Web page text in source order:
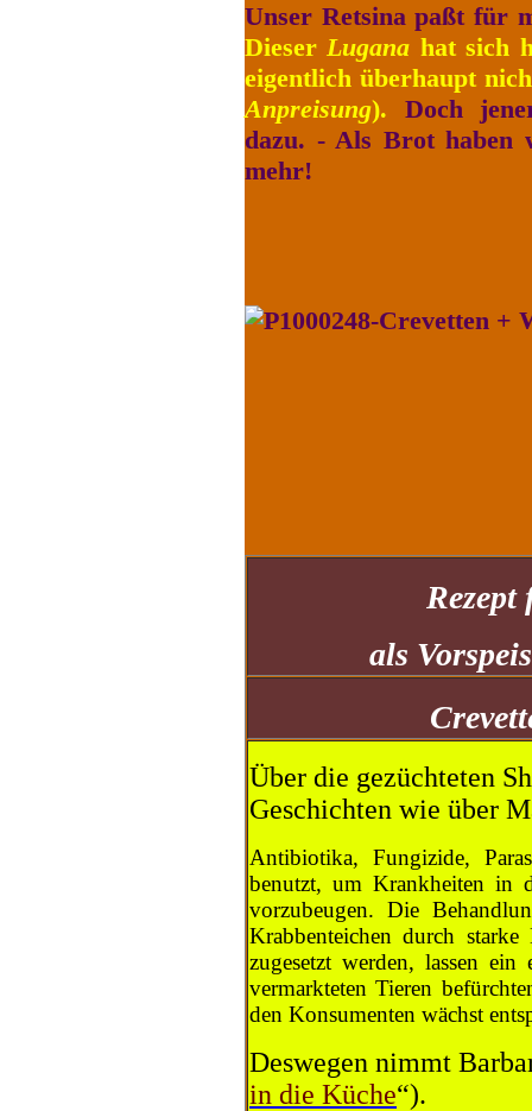
Unser Retsina paßt für
DieserLugana hat sich
eigentlich überhaupt
Anpreisung). Doch
dazu. - Als Brot haben
mehr!
Rezept
als
Über die gezüchteten
Geschichten wie über
Antibiotika, Fungizide,
benutzt, um Krankheiten in
vorzubeugen. Die
Krabbenteichen durch
zugesetzt werden, lassen
vermarkteten Tieren
den Konsumenten wächst
Deswegen nimmt
in die Küche“).